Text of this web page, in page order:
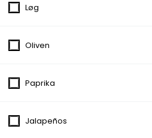
Med tomat, ost, champignon, paprika,
Med tomat, ost, skinke og tun
Løg
Oliven
Paprika
Jalapeños